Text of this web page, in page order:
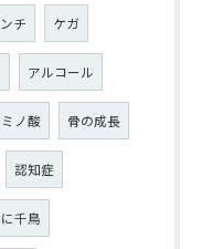
チ ケガ
アルコール
ノ酸 骨の成長
認知症
千鳥